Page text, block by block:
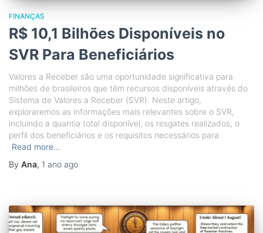
FINANÇAS
R$ 10,1 Bilhões Disponíveis no
SVR Para Beneficiários
Valores a Receber são uma oportunidade significativa para
milhões de brasileiros que têm recursos disponíveis através do
Sistema de Valores a Receber (SVR). Neste artigo,
exploraremos as informações mais relevantes sobre o SVR,
incluindo a quantia total disponível, os resgates realizados, o
perfil dos beneficiários e os requisitos necessários para
Read more…
By Ana, 1 ano ago